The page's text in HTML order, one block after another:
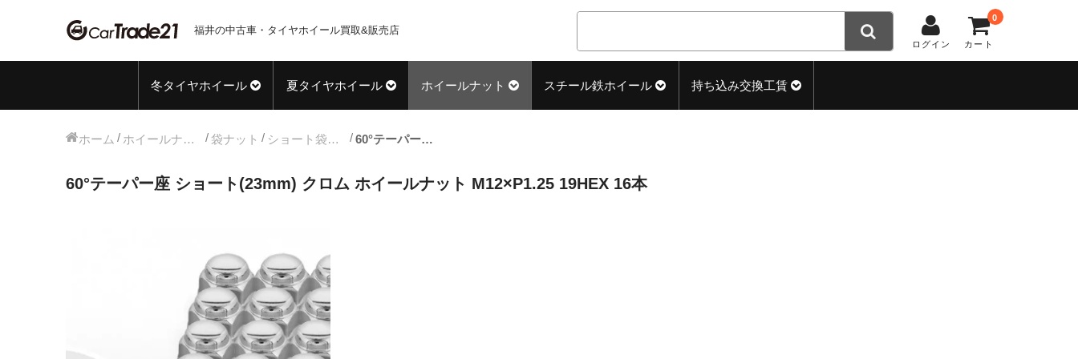
福井の中古車・タイヤホイール買取&販売店
ログイン カート
0
冬タイヤホイール 夏タイヤホイール ホイールナット スチール鉄ホイール 持ち込み交換工賃
ホーム ホイールナット 袋ナット ショート袋ナット 60°テーパー座 ショート(23mm) クロム ホイールナット M12×P1.25 19HEX 16本
60°テーパー座 ショート(23mm) クロム ホイールナット M12×P1.25 19HEX 16本